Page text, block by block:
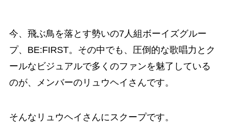
今、飛ぶ鳥を落とす勢いの7人組ボーイズグルー
プ、BE:FIRST。その中でも、圧倒的な歌唱力とク
ールなビジュアルで多くのファンを魅了している
のが、メンバーのリュウヘイさんです。
そんなリュウヘイさんにスクープです。